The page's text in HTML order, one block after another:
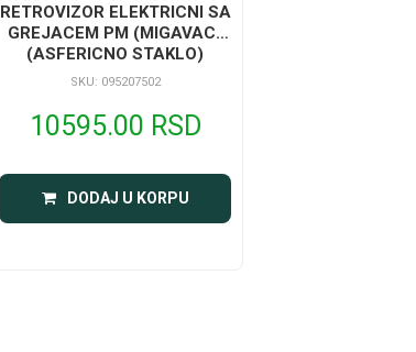
RETROVIZOR ELEKTRICNI SA
GREJACEM PM (MIGAVAC)
(ASFERICNO STAKLO)
SKU: 095207502
10595.00 RSD
DODAJ U KORPU